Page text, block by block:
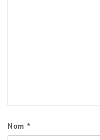
Nom *